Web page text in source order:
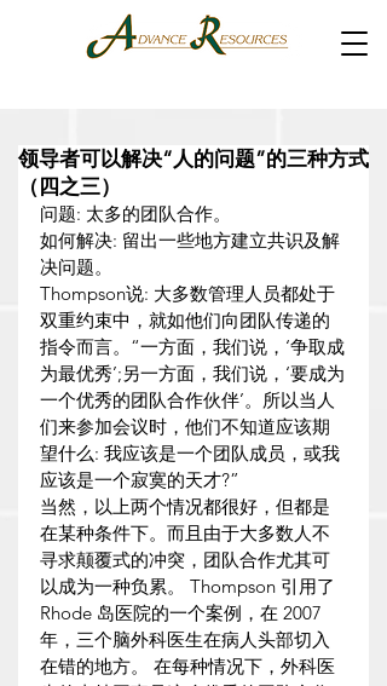
领导者可以解决“人的问题”的三种方式
（四之三）
问题: 太多的团队合作。
如何解决: 留出一些地方建立共识及解
决问题。
Thompson说: 大多数管理人员都处于
双重约束中，就如他们向团队传递的
指令而言。“一方面，我们说，‘争取成
为最优秀’;另一方面，我们说，‘要成为
一个优秀的团队合作伙伴’。所以当人
们来参加会议时，他们不知道应该期
望什么: 我应该是一个团队成员，或我
应该是一个寂寞的天才?”
当然，以上两个情况都很好，但都是
在某种条件下。而且由于大多数人不
寻求颠覆式的冲突，团队合作尤其可
以成为一种负累。 Thompson 引用了
Rhode 岛医院的一个案例，在 2007
年，三个脑外科医生在病人头部切入
在错的地方。 在每种情况下，外科医